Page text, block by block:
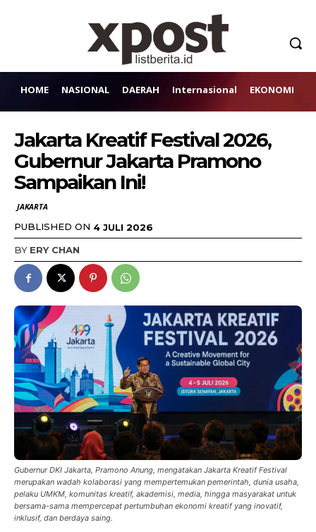
HOME NASIONAL DAERAH Internasional EKONOMI
Jakarta Kreatif Festival 2026,
Gubernur Jakarta Pramono
Sampaikan Ini!
JAKARTA
PUBLISHED ON 4 JULI 2026
BY ERY CHAN
Gubernur DKI Jakarta, Pramono Anung, mengatakan Jakarta Kreatif Festival
merupakan wadah kolaborasi yang mempertemukan pemerintah, dunia usaha,
pelaku UMKM, komunitas kreatif, akademisi, media, hingga masyarakat untuk
bersama-sama mempercepat pertumbuhan ekonomi kreatif yang inovatif,
inklusif, dan berdaya saing.